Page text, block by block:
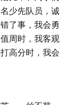
少先队员，诚
了事，我会勇
周时，我客观
高分时，我会